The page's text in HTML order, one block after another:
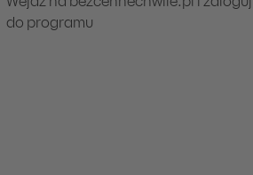
Wejdź na bezcennechwile.pl i zaloguj
do programu